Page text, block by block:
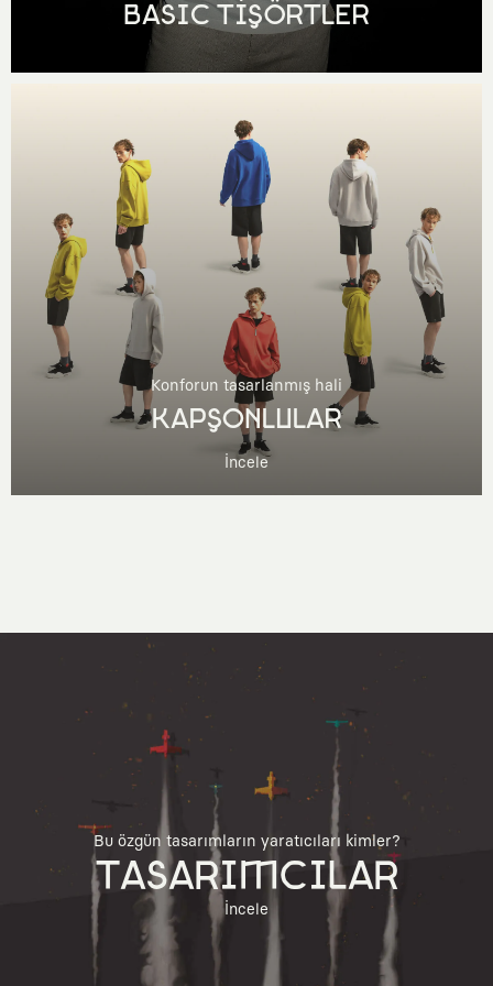
BASIC TİŞÖRTLER
Konforun tasarlanmış hali
KAPŞONLULAR
İncele
Bu özgün tasarımların yaratıcıları kimler?
TASARIMCILAR
İncele